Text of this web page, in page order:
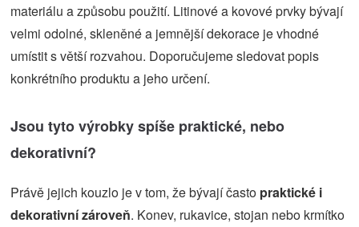
materiálu a způsobu použití. Litinové a kovové prvky bývají
velmi odolné, skleněné a jemnější dekorace je vhodné
umístit s větší rozvahou. Doporučujeme sledovat popis
konkrétního produktu a jeho určení.
Jsou tyto výrobky spíše praktické, nebo
dekorativní?
Právě jejich kouzlo je v tom, že bývají často praktické i
dekorativní zároveň. Konev, rukavice, stojan nebo krmítko